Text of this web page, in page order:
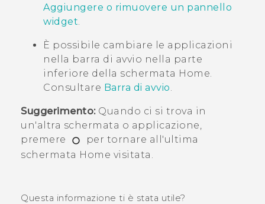
Aggiungere o rimuovere un pannello
widget.
È possibile cambiare le applicazioni
nella barra di avvio nella parte
inferiore della schermata Home.
Consultare Barra di avvio.
Suggerimento:Quando ci si trova in
un'altra schermata o applicazione,
premere
per tornare all'ultima
schermata Home visitata.
Questa informazione ti è stata utile?